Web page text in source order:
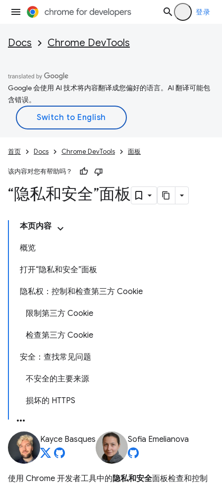
登录
Docs Chrome DevTools
Google 会使用 AI 技术将内容翻译成您偏好的语言。AI 翻译可能包
含错误。
首页 Docs Chrome DevTools 面板
该内容对您有帮助吗？
“隐私和安全”面板
本页内容
概览
打开“隐私和安全”面板
隐私权：控制和检查第三方 Cookie
限制第三方 Cookie
检查第三方 Cookie
安全：查找常见问题
不安全的主要来源
损坏的 HTTPS
Kayce Basques Sofia Emelianova
使用 Chrome 开发者工具中的隐私和安全面板检查和控制